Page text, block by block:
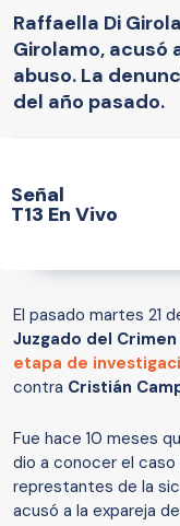
Raffaella Di
Girolamo, acusó
abuso. La
del año pasado.
Señal
T13 En Vivo
El pasado martes 21
Juzgado del
etapa de
contra Cristián
Fue hace 10 meses
dio a conocer el
represtantes de la
acusó a la expareja